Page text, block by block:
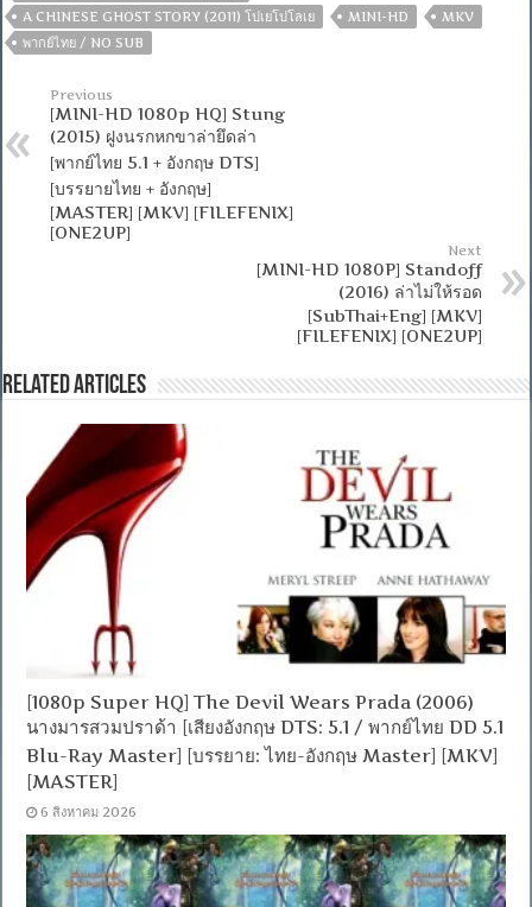
A CHINESE GHOST STORY (2011) โปเยโปโลเย
MINI-HD
MKV
พากย์ไทย / NO SUB
Previous
[MINI-HD 1080p HQ] Stung
(2015) ฝูงนรกหกขาล่ายึดล่า
[พากย์ไทย 5.1 + อังกฤษ DTS]
[บรรยายไทย + อังกฤษ]
[MASTER] [MKV] [FILEFENIX]
[ONE2UP]
Next
[MINI-HD 1080P] Standoff
(2016) ล่าไม่ให้รอด
[SubThai+Eng] [MKV]
[FILEFENIX] [ONE2UP]
Related Articles
[1080p Super HQ] The Devil Wears Prada (2006)
นางมารสวมปราด้า [เสียงอังกฤษ DTS: 5.1 / พากย์ไทย DD 5.1
Blu-Ray Master] [บรรยาย: ไทย-อังกฤษ Master] [MKV]
[MASTER]
6 สิงหาคม 2026